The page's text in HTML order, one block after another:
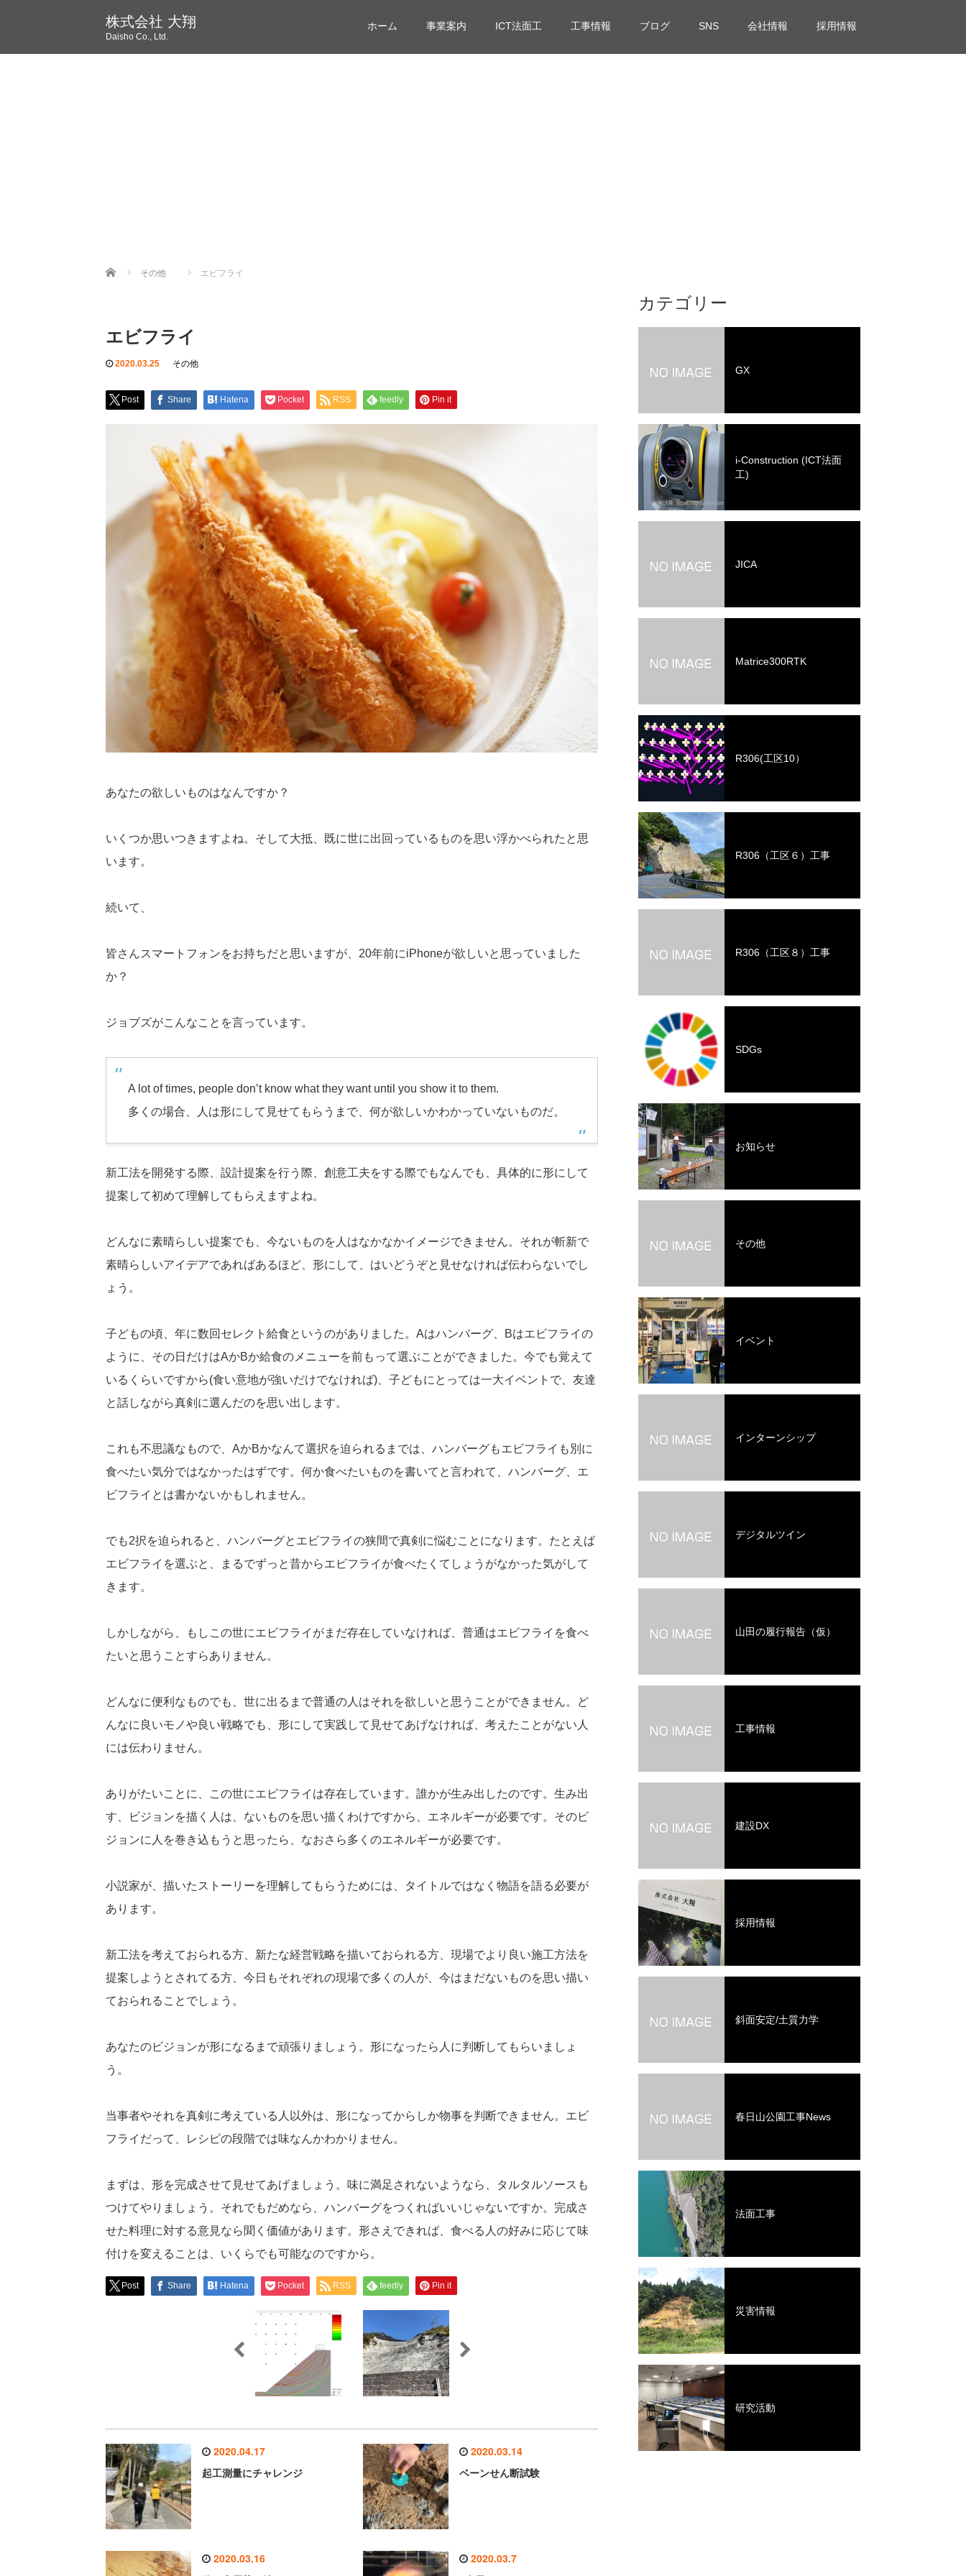
株式会社 大翔
Daisho Co., Ltd.
ホーム 事業案内 ICT法面工 工事情報 ブログ SNS 会社情報 採用情報
Home その他 エビフライ
エビフライ
2020.03.25 その他
Post Share Hatena Pocket RSS feedly Pin it
あなたの欲しいものはなんですか？
いくつか思いつきますよね。そして大抵、既に世に出回っているものを思い浮かべられたと思
います。
続いて、
皆さんスマートフォンをお持ちだと思いますが、20年前にiPhoneが欲しいと思っていました
か？
ジョブズがこんなことを言っています。
A lot of times, people don’t know what they want until you show it to them.
多くの場合、人は形にして見せてもらうまで、何が欲しいかわかっていないものだ。
新工法を開発する際、設計提案を行う際、創意工夫をする際でもなんでも、具体的に形にして
提案して初めて理解してもらえますよね。
どんなに素晴らしい提案でも、今ないものを人はなかなかイメージできません。それが斬新で
素晴らしいアイデアであればあるほど、形にして、はいどうぞと見せなければ伝わらないでし
ょう。
子どもの頃、年に数回セレクト給食というのがありました。Aはハンバーグ、Bはエビフライの
ように、その日だけはAかBか給食のメニューを前もって選ぶことができました。今でも覚えて
いるくらいですから(食い意地が強いだけでなければ)、子どもにとっては一大イベントで、友達
と話しながら真剣に選んだのを思い出します。
これも不思議なもので、AかBかなんて選択を迫られるまでは、ハンバーグもエビフライも別に
食べたい気分ではなかったはずです。何か食べたいものを書いてと言われて、ハンバーグ、エ
ビフライとは書かないかもしれません。
でも2択を迫られると、ハンバーグとエビフライの狭間で真剣に悩むことになります。たとえば
エビフライを選ぶと、まるでずっと昔からエビフライが食べたくてしょうがなかった気がして
きます。
しかしながら、もしこの世にエビフライがまだ存在していなければ、普通はエビフライを食べ
たいと思うことすらありません。
どんなに便利なものでも、世に出るまで普通の人はそれを欲しいと思うことができません。ど
んなに良いモノや良い戦略でも、形にして実践して見せてあげなければ、考えたことがない人
には伝わりません。
ありがたいことに、この世にエビフライは存在しています。誰かが生み出したのです。生み出
す、ビジョンを描く人は、ないものを思い描くわけですから、エネルギーが必要です。そのビ
ジョンに人を巻き込もうと思ったら、なおさら多くのエネルギーが必要です。
小説家が、描いたストーリーを理解してもらうためには、タイトルではなく物語を語る必要が
あります。
新工法を考えておられる方、新たな経営戦略を描いておられる方、現場でより良い施工方法を
提案しようとされてる方、今日もそれぞれの現場で多くの人が、今はまだないものを思い描い
ておられることでしょう。
あなたのビジョンが形になるまで頑張りましょう。形になったら人に判断してもらいましょ
う。
当事者やそれを真剣に考えている人以外は、形になってからしか物事を判断できません。エビ
フライだって、レシピの段階では味なんかわかりません。
まずは、形を完成させて見せてあげましょう。味に満足されないようなら、タルタルソースも
つけてやりましょう。それでもだめなら、ハンバーグをつくればいいじゃないですか。完成さ
せた料理に対する意見なら聞く価値があります。形さえできれば、食べる人の好みに応じて味
付けを変えることは、いくらでも可能なのですから。
Post Share Hatena Pocket RSS feedly Pin it
2020.04.17
起工測量にチャレンジ
2020.03.14
ベーンせん断試験
2020.03.16 2020.03.7
カテゴリー
GX
i-Construction (ICT法面
工)
JICA
Matrice300RTK
R306(工区10）
R306（工区６）工事
R306（工区８）工事
SDGs
お知らせ
その他
イベント
インターンシップ
デジタルツイン
山田の履行報告（仮）
工事情報
建設DX
採用情報
斜面安定/土質力学
春日山公園工事News
法面工事
災害情報
研究活動